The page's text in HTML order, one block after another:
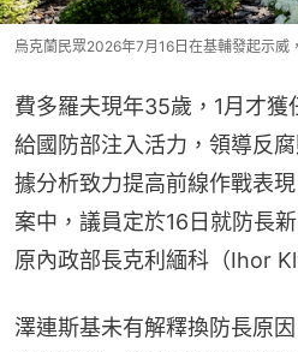
烏克蘭民眾2026年7月16日在基輔發起示威
費多羅夫現年35歲，1月才
給國防部注入活力，領導反
據分析致力提高前線作戰表
案中，議員定於16日就防長
原內政部長克利緬科（Ihor
澤連斯基未有解釋換防長原